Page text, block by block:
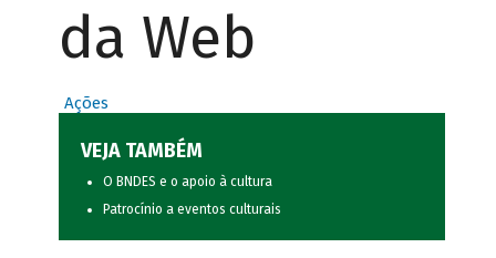
da Web
Ações
VEJA TAMBÉM
O BNDES e o apoio à cultura
Patrocínio a eventos culturais